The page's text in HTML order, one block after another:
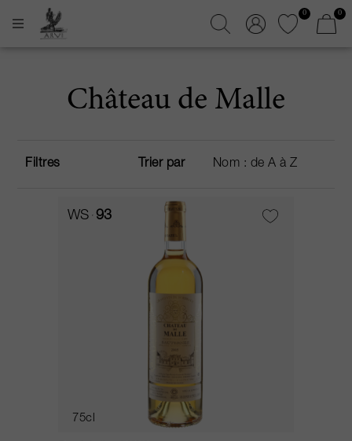
0 0
Château de Malle
Filtres Trier par
WS 93
75cl